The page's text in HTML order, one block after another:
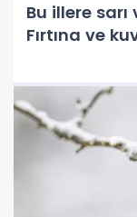
Bu illere
Fırtına ve